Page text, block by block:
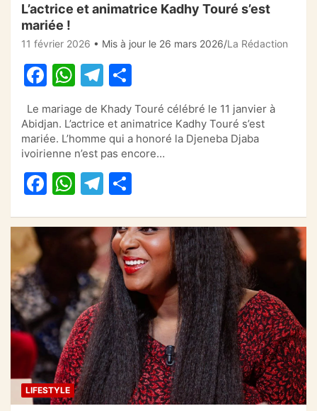
L’actrice et animatrice Kadhy Touré s’est
mariée !
11 février 2026 • Mis à jour le 26 mars 2026 La Rédaction
F
c
e
b
o
o
k
W
at
s
A
p
p
T
el
e
gr
a
m
ar
ta
g
er
Le mariage de Khady Touré célébré le 11 janvier à
Abidjan. L’actrice et animatrice Kadhy Touré s’est
mariée. L’homme qui a honoré la Djeneba Djaba
ivoirienne n’est pas encore…
F
c
o
o
k
W
at
s
A
p
p
T
e
gr
a
m
ta
g
er
LIFESTYLE